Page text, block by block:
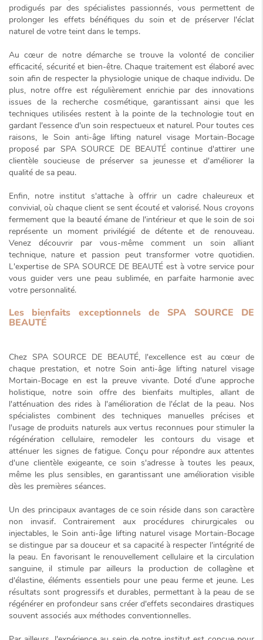
prodigués par des spécialistes passionnés, vous permettent de
prolonger les effets bénéfiques du soin et de préserver l'éclat
naturel de votre teint dans le temps.
Au cœur de notre démarche se trouve la volonté de concilier
efficacité, sécurité et bien-être. Chaque traitement est élaboré avec
soin afin de respecter la physiologie unique de chaque individu. De
plus, notre offre est régulièrement enrichie par des innovations
issues de la recherche cosmétique, garantissant ainsi que les
techniques utilisées restent à la pointe de la technologie tout en
gardant l'essence d'un soin respectueux et naturel. Pour toutes ces
raisons, le Soin anti-âge lifting naturel visage Mortain-Bocage
proposé par SPA SOURCE DE BEAUTÉ continue d'attirer une
clientèle soucieuse de préserver sa jeunesse et d'améliorer la
qualité de sa peau.
Enfin, notre institut s'attache à offrir un cadre chaleureux et
convivial, où chaque client se sent écouté et valorisé. Nous croyons
fermement que la beauté émane de l'intérieur et que le soin de soi
représente un moment privilégié de détente et de renouveau.
Venez découvrir par vous-même comment un soin alliant
technique, nature et passion peut transformer votre quotidien.
L'expertise de SPA SOURCE DE BEAUTÉ est à votre service pour
vous guider vers une peau sublimée, en parfaite harmonie avec
votre personnalité.
Les bienfaits exceptionnels de SPA SOURCE DE
BEAUTÉ
Chez SPA SOURCE DE BEAUTÉ, l'excellence est au cœur de
chaque prestation, et notre Soin anti-âge lifting naturel visage
Mortain-Bocage en est la preuve vivante. Doté d'une approche
holistique, notre soin offre des bienfaits multiples, allant de
l'atténuation des rides à l'amélioration de l'éclat de la peau. Nos
spécialistes combinent des techniques manuelles précises et
l'usage de produits naturels aux vertus reconnues pour stimuler la
régénération cellulaire, remodeler les contours du visage et
atténuer les signes de fatigue. Conçu pour répondre aux attentes
d'une clientèle exigeante, ce soin s'adresse àtoutes les peaux,
même les plus sensibles, en garantissant une amélioration visible
dès les premières séances.
Un des principaux avantages de ce soin réside dans son caractère
non invasif. Contrairement aux procédures chirurgicales ou
injectables, leSoin anti-âge lifting naturel visage Mortain-Bocage
se distingue par sa douceur et sa capacité à respecter l'intégrité de
la peau. En favorisant le renouvellement cellulaire et la circulation
sanguine, il stimule par ailleurs la production de collagène et
d'élastine, éléments essentiels pour une peau ferme et jeune. Les
résultats sont progressifs et durables, permettant à la peau de se
régénérer en profondeur sans créer d'effets secondaires drastiques
souvent associés aux méthodes conventionnelles.